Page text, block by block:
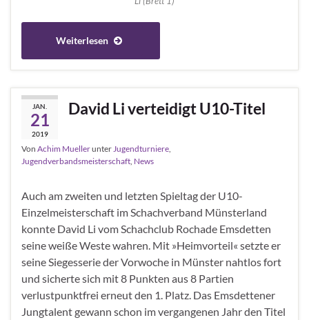
Weiterlesen
JAN.
21
2019
David Li verteidigt U10-Titel
Von Achim Muellerunter Jugendturniere
Jugendverbandsmeisterschaft News
Auch am zweiten und letzten Spieltag der U10-
Einzelmeisterschaft im Schachverband Münsterland
konnte David Li vom Schachclub Rochade Emsdetten
seine weiße Weste wahren. Mit »Heimvorteil« setzte er
seine Siegesserie der Vorwoche in Münster nahtlos fort
und sicherte sich mit 8 Punkten aus 8 Partien
verlustpunktfrei erneut den 1. Platz. Das Emsdettener
Jungtalent gewann schon im vergangenen Jahr den Titel